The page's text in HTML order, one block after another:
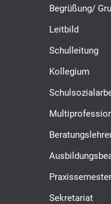
Begrüßung/
Leitbild
Schulleitung
Kollegium
Sekretariat